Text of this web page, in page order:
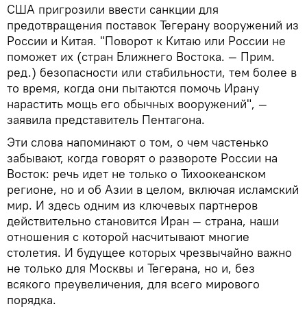
США пригрозили ввести санкции для
предотвращения поставок Тегерану вооружений из
России и Китая. "Поворот к Китаю или России не
поможет их (стран Ближнего Востока. — Прим.
ред.) безопасности или стабильности, тем более в
то время, когда они пытаются помочь Ирану
нарастить мощь его обычных вооружений", —
заявила представитель Пентагона.
Эти слова напоминают о том, о чем частенько
забывают, когда говорят о развороте России на
Восток: речь идет не только о Тихоокеанском
регионе, но и об Азии в целом, включая исламский
мир. И здесь одним из ключевых партнеров
действительно становится Иран — страна, наши
отношения с которой насчитывают многие
столетия. И будущее которых чрезвычайно важно
не только для Москвы и Тегерана, но и, без
всякого преувеличения, для всего мирового
порядка.